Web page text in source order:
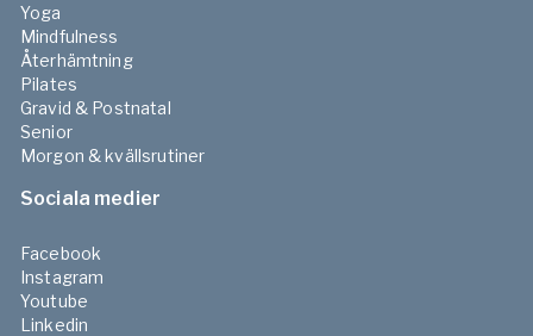
Yoga
Mindfulness
Återhämtning
Pilates
Gravid & Postnatal
Senior
Morgon & kvällsrutiner
Sociala medier
Facebook
Instagram
Youtube
Linkedin